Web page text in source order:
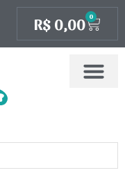
R$ 0,00 0